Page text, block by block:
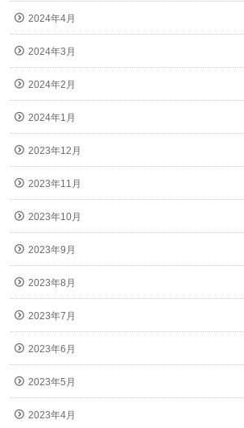
2024年4月
2024年3月
2024年2月
2024年1月
2023年12月
2023年11月
2023年10月
2023年9月
2023年8月
2023年7月
2023年6月
2023年5月
2023年4月